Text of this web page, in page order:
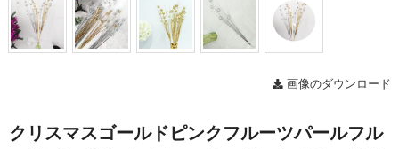
画像のダウンロード
クリスマスゴールドピンクフルーツパールフル